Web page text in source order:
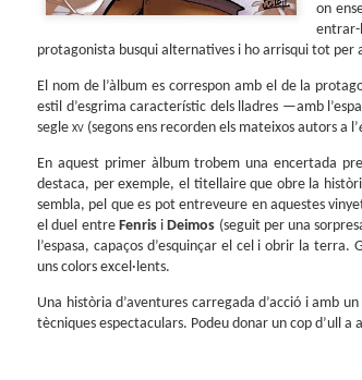
on
protagonista busqui alternatives i ho arrisqui tot per
El nom de l’àlbum es correspon amb el de la
estil d’esgrima característic dels lladres —amb
segle xv (segons ens recorden els mateixos autors a l’
En aquest primer àlbum trobem una encertada
destaca, per exemple, el titellaire que obre la
sembla, pel que es pot entreveure en aquestes
el duel entre FenrisiDeimos (seguit per una
l’espasa, capaços d’esquinçar el cel i obrir la
uns colors excel·lents.
Una història d’aventures carregada d’acció i amb
tècniques espectaculars. Podeu donar un cop d’ull a